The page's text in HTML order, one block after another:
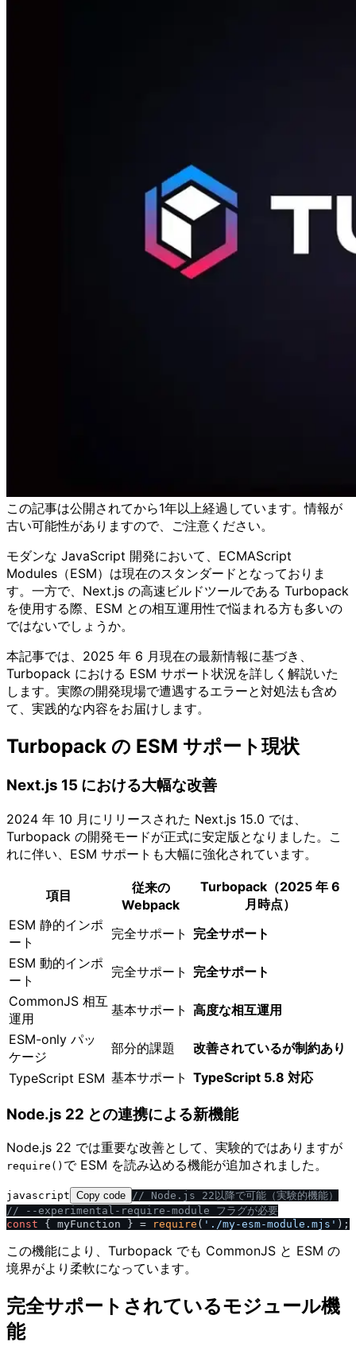
この記事は公開されてから1年以上経過しています。情報が
古い可能性がありますので、ご注意ください。
モダンな JavaScript 開発において、ECMAScript
Modules（ESM）は現在のスタンダードとなっておりま
す。一方で、Next.js の高速ビルドツールである Turbopack
を使用する際、ESM との相互運用性で悩まれる方も多いの
ではないでしょうか。
本記事では、2025 年 6 月現在の最新情報に基づき、
Turbopack における ESM サポート状況を詳しく解説いた
します。実際の開発現場で遭遇するエラーと対処法も含め
て、実践的な内容をお届けします。
Turbopack の ESM サポート現状
Next.js 15 における大幅な改善
2024 年 10 月にリリースされた Next.js 15.0 では、
Turbopack の開発モードが正式に安定版となりました。こ
れに伴い、ESM サポートも大幅に強化されています。
項目
従来の
Webpack
Turbopack（2025 年 6
月時点）
ESM 静的インポ
ート
完全サポート 完全サポート
ESM 動的インポ
ート
完全サポート 完全サポート
CommonJS 相互
運用
基本サポート 高度な相互運用
ESM-only パッ
ケージ
部分的課題
改善されているが制約あり
TypeScript ESM 基本サポート TypeScript 5.8 対応
Node.js 22 との連携による新機能
Node.js 22 では重要な改善として、実験的ではありますが
require() で ESM を読み込める機能が追加されました。
javascript Copy code // Node.js 22以降で可能（実験的機能）
// --experimental-require-module フラグが必要
const { myFunction } = require ( '. /my-esm-module.mjs'
この機能により、Turbopack でも CommonJS と ESM の
境界がより柔軟になっています。
完全サポートされているモジュール機
能